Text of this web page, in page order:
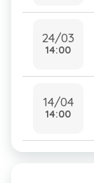
24/03
14:00
14/04
14:00